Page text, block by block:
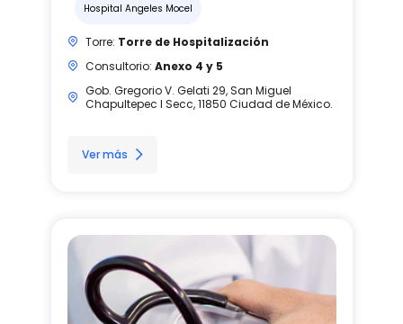
Hospital Angeles Mocel
Torre: Torre de Hospitalización
Consultorio: Anexo 4 y 5
Gob. Gregorio V. Gelati 29, San Miguel
Chapultepec I Secc, 11850 Ciudad de México.
Ver más